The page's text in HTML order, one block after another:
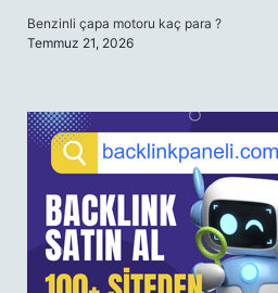
Benzinli çapa motoru kaç para ?
Temmuz 21, 2026